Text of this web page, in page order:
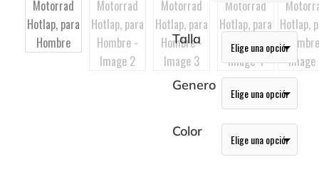
Talla
Genero
Color